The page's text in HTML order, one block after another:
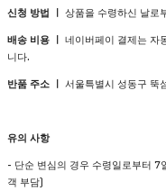
신청 방법 ㅣ 상품을 수령하신 날로
배송 비용 ㅣ 네이버페이 결제는 자
니다.
반품 주소 ㅣ 서울특별시 성동구
유의 사항
- 단순 변심의 경우 수령일로부터 7
객 부담)